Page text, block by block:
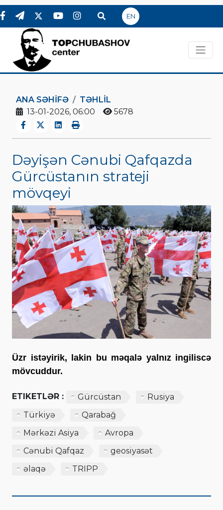
EN
ANA SƏHIFƏ
TƏHLİL
13-01-2026, 06:00
5678
Dəyişən Cənubi Qafqazda
Gürcüstanın strateji
mövqeyi
Üzr istəyirik, lakin bu məqalə yalnız ingiliscə
mövcuddur.
ETIKETLƏR : Gürcüstan
Rusiya
Türkiyə
Qarabağ
Mərkəzi Asiya
Avropa
Cənubi Qafqaz
geosiyasət
əlaqə
TRIPP